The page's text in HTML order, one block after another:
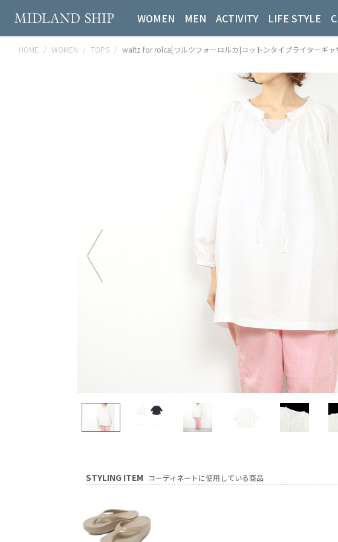
WOMEN MEN ACTIVITY LIFE STYLE
HOME WOMEN TOPS waltz for rolca[ワルツフォーロルカ]コットンタイプライターギャ
STYLING ITEM コーディネートに使用している商品